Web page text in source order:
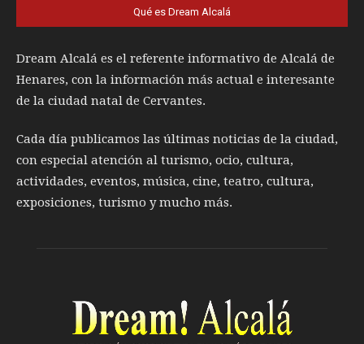
Qué es Dream Alcalá
Dream Alcalá es el referente informativo de Alcalá de
Henares, con la información más actual e interesante
de la ciudad natal de Cervantes.
Cada día publicamos las últimas noticias de la ciudad,
con especial atención al turismo, ocio, cultura,
actividades, eventos, música, cine, teatro, cultura,
exposiciones, turismo y mucho más.